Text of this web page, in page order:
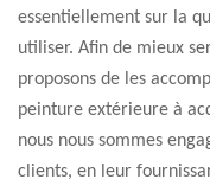
essentiellement sur la
utiliser. Afin de mieux
proposons de les
peinture extérieure à
nous nous sommes
clients, en leur